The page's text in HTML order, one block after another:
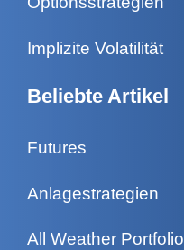
Implizite Volatilität
Beliebte Artikel
Futures
Anlagestrategien
All Weather Portfolio